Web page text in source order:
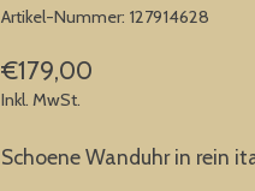
Artikel-Nummer: 127914628
€179,00
Inkl. MwSt.
Schoene Wanduhr in rein